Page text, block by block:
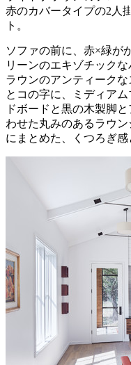
赤のカバータイプの2人
ト。
ソファの前に、赤×緑が
リーンのエキゾチック
ラウンのアンティーク
とコの字に、ミディア
ドボードと黒の木製脚
わせた丸みのあるラウ
にまとめた、くつろぎ感